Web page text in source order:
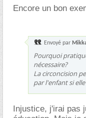
Encore un bon
Envoyé par
Pourquoi
nécessaire?
La circoncision
par l'enfant si
Injustice, j'irai pas